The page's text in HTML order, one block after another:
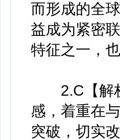
而形成的全
益成为紧密
特征之一，
2.C【解析
感，着重在
突破，切实